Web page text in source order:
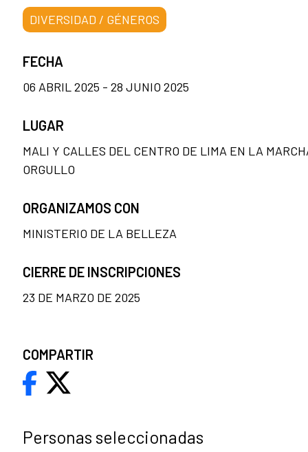
Personas seleccionadas
DIVERSIDAD / GÉNEROS
FECHA
06 ABRIL 2025 - 28 JUNIO 2025
LUGAR
MALI Y CALLES DEL CENTRO DE LIMA EN LA
ORGULLO
ORGANIZAMOS CON
MINISTERIO DE LA BELLEZA
CIERRE DE INSCRIPCIONES
23 DE MARZO DE 2025
COMPARTIR